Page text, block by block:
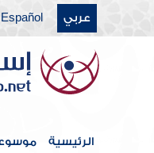
عربي Español
الرئيسية
الطبقة التاسعة
الطبقة العاشرة
الطبقة الحادية
الطبقة الثانية